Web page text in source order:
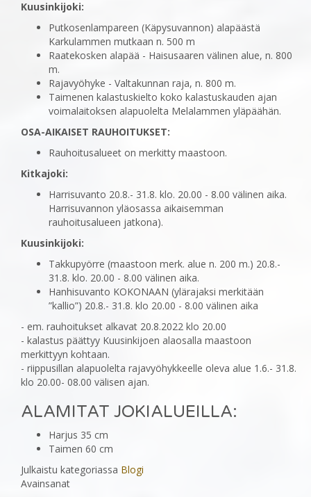
Kuusinkijoki:
Putkosenlampareen (Käpysuvannon) alapäästä
Karkulammen mutkaan n. 500 m
Raatekosken alapää - Haisusaaren välinen alue, n. 800
m.
Rajavyöhyke - Valtakunnan raja, n. 800 m.
Taimenen kalastuskielto koko kalastuskauden ajan
voimalaitoksen alapuolelta Melalammen yläpäähän.
OSA-AIKAISET RAUHOITUKSET:
Rauhoitusalueet on merkitty maastoon.
Kitkajoki:
Harrisuvanto 20.8.- 31.8. klo. 20.00 - 8.00 välinen aika.
Harrisuvannon yläosassa aikaisemman
rauhoitusalueen jatkona).
Kuusinkijoki:
Takkupyörre (maastoon merk. alue n. 200 m.) 20.8.-
31.8. klo. 20.00 - 8.00 välinen aika.
Hanhisuvanto KOKONAAN (ylärajaksi merkitään
”kallio”) 20.8.- 31.8. klo 20.00 - 8.00 välinen aika
- em. rauhoitukset alkavat 20.8.2022 klo 20.00
- kalastus päättyy Kuusinkijoen alaosalla maastoon
merkittyyn kohtaan.
- riippusillan alapuolelta rajavyöhykkeelle oleva alue 1.6.- 31.8.
klo 20.00- 08.00 välisen ajan.
ALAMITAT JOKIALUEILLA:
Harjus 35 cm
Taimen 60 cm
Julkaistu kategoriassa Blogi
Avainsanat